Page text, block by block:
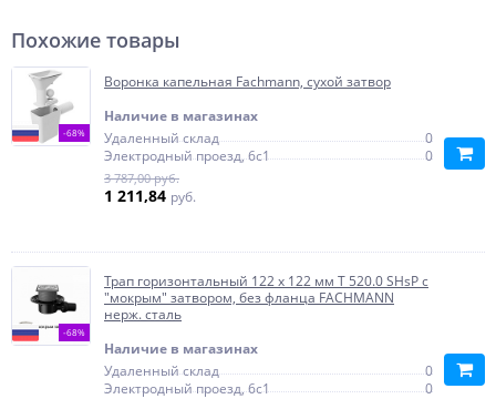
Похожие товары
-68%
Воронка капельная Fachmann, сухой затвор
Наличие в магазинах
Удаленный склад
0
Электродный проезд, 6с1
0
3 787,00 руб.
1 211,84 руб.
-68%
Трап горизонтальный 122 x 122 мм T 520.0 SHsP с
"мокрым" затвором, без фланца FACHMANN
нерж. сталь
Наличие в магазинах
Удаленный склад
0
Электродный проезд, 6с1
0